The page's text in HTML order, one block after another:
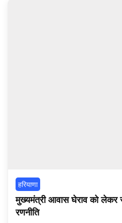
हरियाणा
मुख्यमंत्री आवास घेराव को लेकर
रणनीति